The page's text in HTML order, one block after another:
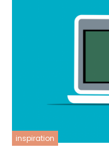
inspiration